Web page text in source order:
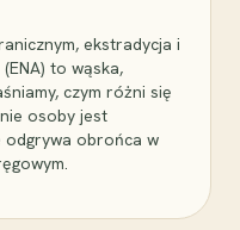
ekstradycja i
to wąska,
czym różni się
osoby jest
obrońca w